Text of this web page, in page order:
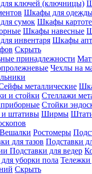
ключей (ключницы)
Шкафы для
сумок Шкафы
Шкафы навесные
инвентаря Шкафы
Скрыть
принадлежности
Чехлы на
металлические
и стойки Стеллажи
Стойки
штативы Ширмы
Вешалки Ростомеры
для тазов Подставки
Подставки для ведер
уборки пола Тележки
Скрыть